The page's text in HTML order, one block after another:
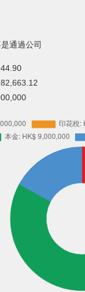
通過公司